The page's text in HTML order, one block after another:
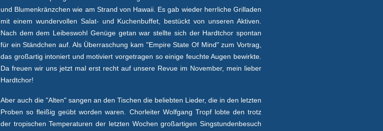
und Blumenkränzchen wie am Strand von Hawaii. Es gab wieder herrliche Grilladen
mit einem wundervollen Salat- und Kuchenbuffet, bestückt von unseren Aktiven.
Nach dem dem Leibeswohl Genüge getan war stellte sich der Hardtchor spontan
für ein Ständchen auf. Als Überraschung kam "Empire State Of Mind" zum Vortrag,
das großartig intoniert und motiviert vorgetragen so einige feuchte Augen bewirkte.
Da freuen wir uns jetzt mal erst recht auf unsere Revue im November, mein lieber
Hardtchor!
Aber auch die "Alten" sangen an den Tischen die beliebten Lieder, die in den letzten
Proben so fleißig geübt worden waren. Chorleiter Wolfgang Tropf lobte den trotz
der tropischen Temperaturen der letzten Wochen großartigen Singstundenbesuch